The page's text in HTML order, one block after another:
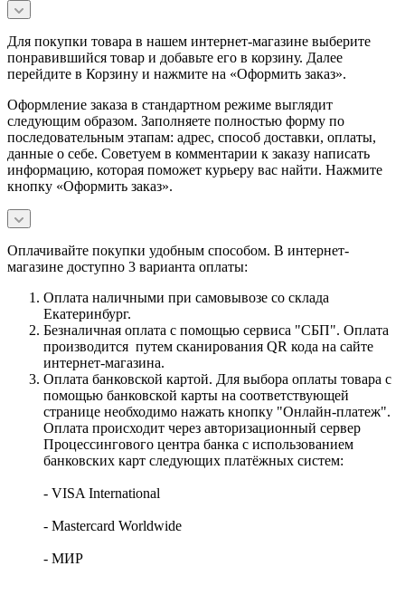
Для покупки товара в нашем интернет-магазине выберите
понравившийся товар и добавьте его в корзину. Далее
перейдите в Корзину и нажмите на «Оформить заказ».
Оформление заказа в стандартном режиме выглядит
следующим образом. Заполняете полностью форму по
последовательным этапам: адрес, способ доставки, оплаты,
данные о себе. Советуем в комментарии к заказу написать
информацию, которая поможет курьеру вас найти. Нажмите
кнопку «Оформить заказ».
Оплачивайте покупки удобным способом. В интернет-
магазине доступно 3 варианта оплаты:
Оплата наличными при самовывозе со склада
Екатеринбург.
Безналичная оплата с помощью сервиса "СБП". Оплата
производится путем сканирования QR кода на сайте
интернет-магазина.
Оплата банковской картой. Для выбора оплаты товара с
помощью банковской карты на соответствующей
странице необходимо нажать кнопку "Онлайн-платеж".
Оплата происходит через авторизационный сервер
Процессингового центра банка с использованием
банковских карт следующих платёжных систем:
- VISA International
- Mastercard Worldwide
- МИР